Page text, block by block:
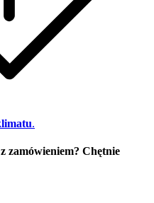
.
zamówieniem? Chętnie